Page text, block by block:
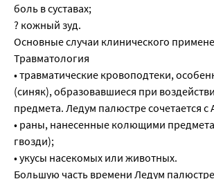
боль в суставах;
? кожный зуд.
Основные случаи клинического
Травматология
• травматические кровоподтеки,
(синяк), образовавшиеся при
предмета. Ледум палюстре сочетается
• раны, нанесенные колющими
гвозди);
• укусы насекомых или животных.
Большую часть времени Ледум